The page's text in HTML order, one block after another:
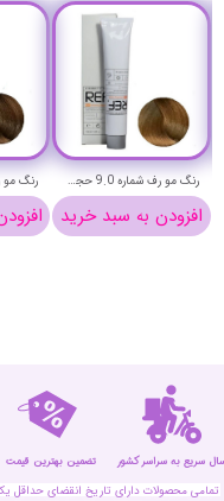
رنگ مو رف شماره 9.0 حجم 100 میلی لیتر (بلوند طبیعی خیلی روشن)-REF Permanent Hair Color
افزودن به سبد خرید
تمامی محصولات دارای تاریخ انقضای حداقل
تضمین بهترین قیمت سریع به سراسر کشور